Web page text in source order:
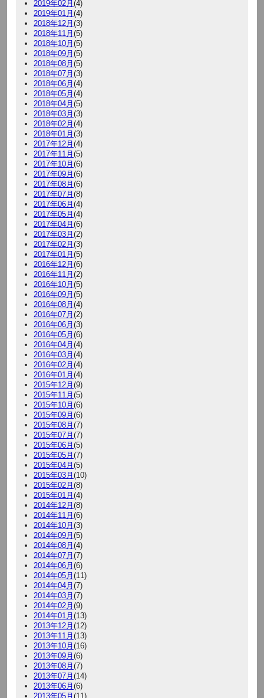
2019年02月 (4)
2019年01月 (4)
2018年12月 (3)
2018年11月 (5)
2018年10月 (5)
2018年09月 (5)
2018年08月 (5)
2018年07月 (3)
2018年06月 (4)
2018年05月 (4)
2018年04月 (5)
2018年03月 (3)
2018年02月 (4)
2018年01月 (3)
2017年12月 (4)
2017年11月 (5)
2017年10月 (6)
2017年09月 (6)
2017年08月 (6)
2017年07月 (8)
2017年06月 (4)
2017年05月 (4)
2017年04月 (6)
2017年03月 (2)
2017年02月 (3)
2017年01月 (5)
2016年12月 (6)
2016年11月 (2)
2016年10月 (5)
2016年09月 (5)
2016年08月 (4)
2016年07月 (2)
2016年06月 (3)
2016年05月 (6)
2016年04月 (4)
2016年03月 (4)
2016年02月 (4)
2016年01月 (4)
2015年12月 (9)
2015年11月 (5)
2015年10月 (6)
2015年09月 (6)
2015年08月 (7)
2015年07月 (7)
2015年06月 (5)
2015年05月 (7)
2015年04月 (5)
2015年03月 (10)
2015年02月 (8)
2015年01月 (4)
2014年12月 (8)
2014年11月 (6)
2014年10月 (3)
2014年09月 (5)
2014年08月 (4)
2014年07月 (7)
2014年06月 (6)
2014年05月 (11)
2014年04月 (7)
2014年03月 (7)
2014年02月 (9)
2014年01月 (13)
2013年12月 (12)
2013年11月 (13)
2013年10月 (16)
2013年09月 (6)
2013年08月 (7)
2013年07月 (14)
2013年06月 (6)
2013年05月 (11)